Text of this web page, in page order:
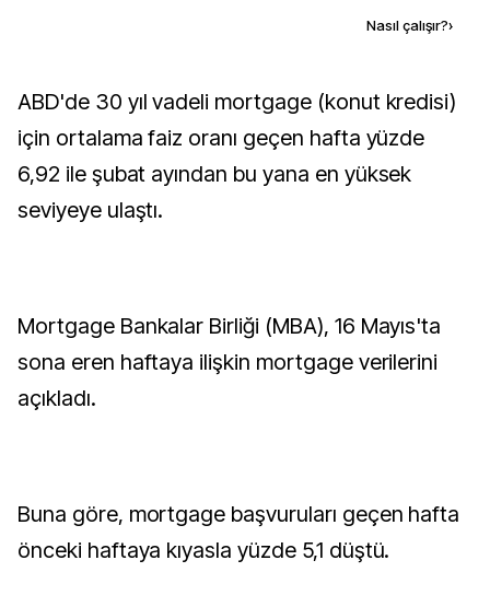
Nasıl çalışır?›
ABD'de 30 yıl vadeli mortgage (konut kredisi)
için ortalama faiz oranı geçen hafta yüzde
6,92 ile şubat ayından bu yana en yüksek
seviyeye ulaştı.
Mortgage Bankalar Birliği (MBA), 16 Mayıs'ta
sona eren haftaya ilişkin mortgage verilerini
açıkladı.
Buna göre, mortgage başvuruları geçen hafta
önceki haftaya kıyasla yüzde 5,1 düştü.